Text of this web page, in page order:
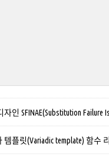
인 SFINAE(Substitution Failure
템플릿(Variadic template) 함수